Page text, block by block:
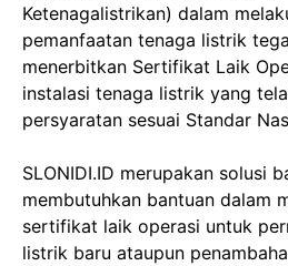
Ketenagalistrikan) dalam
pemanfaatan tenaga listrik
menerbitkan Sertifikat Laik
instalasi tenaga listrik yang
persyaratan sesuai Standar
SLONIDI.ID merupakan solusi
membutuhkan bantuan dalam
sertifikat laik operasi untuk
listrik baru ataupun